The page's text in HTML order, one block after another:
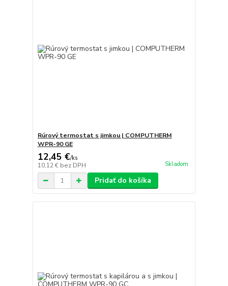
Rúrový termostat s jimkou | COMPUTHERM
WPR-90 GE
12,45 €/ks
10,12 € bez DPH Skladom
Pridať do košíka